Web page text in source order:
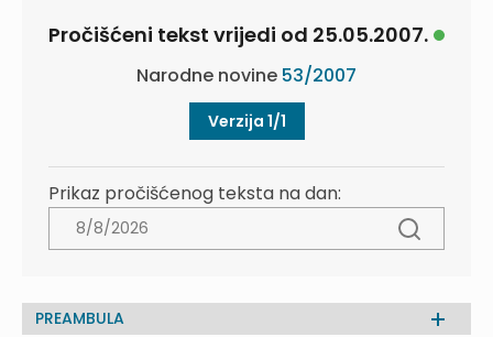
Pročišćeni tekst vrijedi od 25.05.2007.
Narodne novine 53/2007
Verzija 1/1
Prikaz pročišćenog teksta na dan:
PREAMBULA